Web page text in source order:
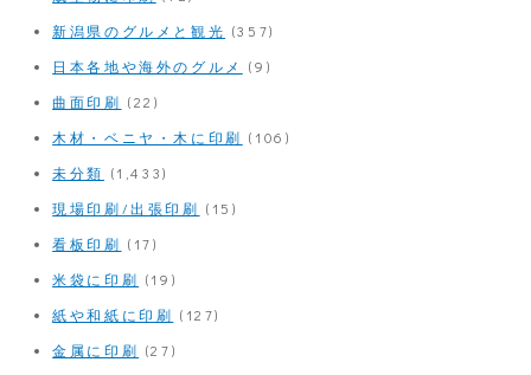
新潟県のグルメと観光 (357)
日本各地や海外のグルメ
(9)
曲面印刷 (22)
木材・ベニヤ・木に印刷 (106)
未分類 (1,433)
現場印刷/出張印刷 (15)
看板印刷 (17)
米袋に印刷 (19)
紙や和紙に印刷 (127)
金属に印刷 (27)